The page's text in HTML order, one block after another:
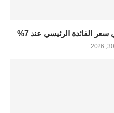
الفائدة الرئيسي عند 7%